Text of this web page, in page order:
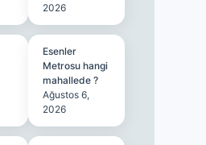
2026
Esenler
Metrosu hangi
mahallede ?
Ağustos 6,
2026